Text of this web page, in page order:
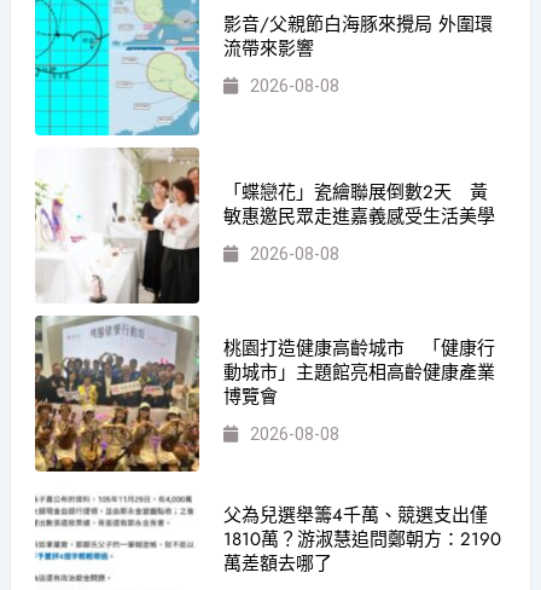
影音/父親節白海豚來攪局 外圍環
流帶來影響
2026-08-08
「蝶戀花」瓷繪聯展倒數2天 黃
敏惠邀民眾走進嘉義感受生活美學
2026-08-08
桃園打造健康高齡城市 「健康行
動城市」主題館亮相高齡健康產業
博覽會
2026-08-08
父為兒選舉籌4千萬、競選支出僅
1810萬？游淑慧追問鄭朝方：2190
萬差額去哪了